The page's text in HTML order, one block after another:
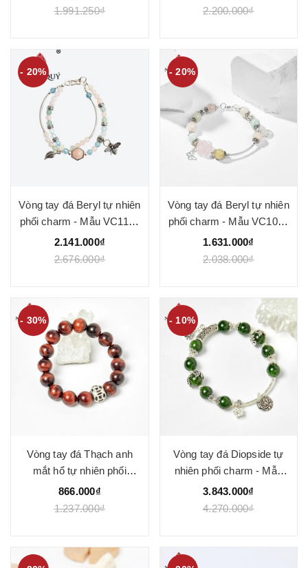
1.991.250₫
2.200.000₫
- 20%
Vòng tay đá Beryl tự nhiên
phối charm - Mẫu VC1108
- Ngọc Quý
2.141.000₫
2.676.000₫
- 20%
Vòng tay đá Beryl tự nhiên
phối charm - Mẫu VC1002
- Ngọc Quý
1.631.000₫
2.038.000₫
- 30%
Vòng tay đá Thạch anh
mắt hổ tự nhiên phối
charm - Mẫu VC1010 -
Ngọc Quý
866.000₫
1.237.000₫
- 10%
Vòng tay đá Diopside tự
nhiên phối charm - Mẫu
VC1020 - Ngọc Quý
3.843.000₫
4.270.000₫